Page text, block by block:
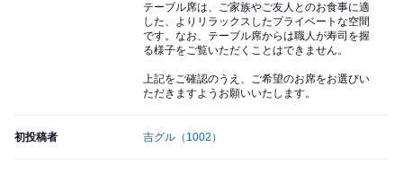
テーブル席は、ご家族やご友人とのお食事に適
した、よりリラックスしたプライベートな空間
です。なお、テーブル席からは職人が寿司を握
る様子をご覧いただくことはできません。
上記をご確認のうえ、ご希望のお席をお選びい
ただきますようお願いいたします。
初投稿者 吉グル （1002）